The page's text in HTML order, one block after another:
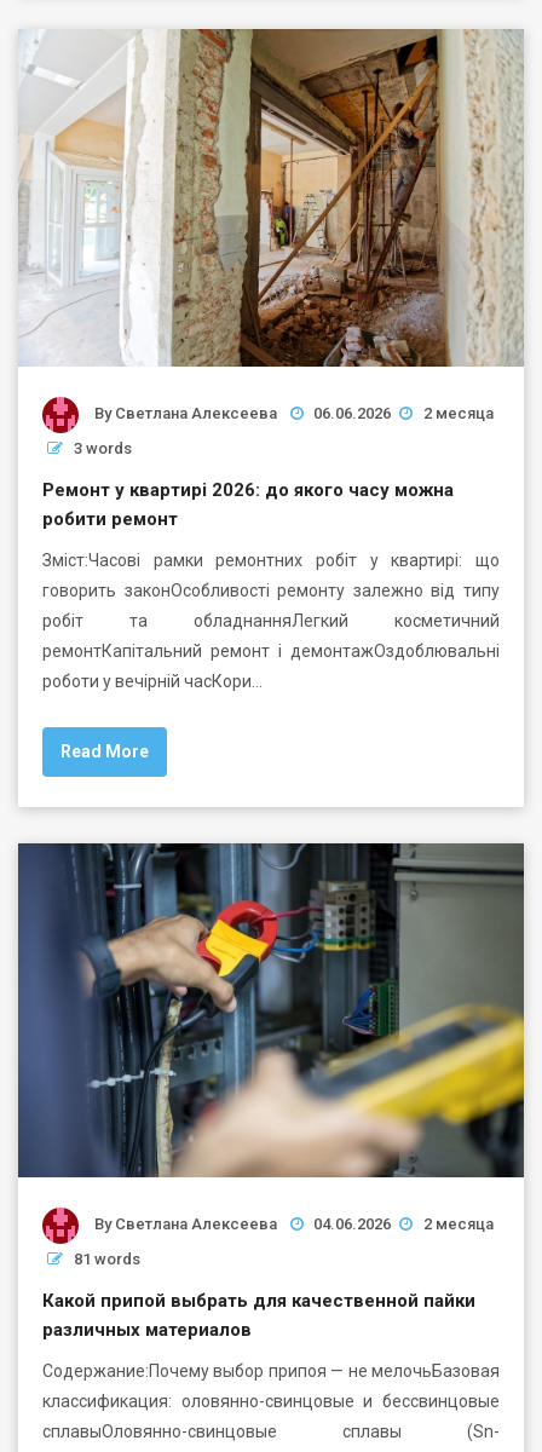
By Светлана Алексеева 06.06.2026
2 месяца
3 words
Ремонт у квартирі 2026: до якого часу можна
робити ремонт
Зміст:Часові рамки ремонтних робіт у квартирі: що
говорить законОсобливості ремонту залежно від типу
робіт та обладнанняЛегкий косметичний
ремонтКапітальний ремонт і демонтажОздоблювальні
роботи у вечірній часКори…
Read More
By Светлана Алексеева 04.06.2026
2 месяца
81 words
Какой припой выбрать для качественной пайки
различных материалов
Содержание:Почему выбор припоя — не мелочьБазовая
классификация: оловянно-свинцовые и бессвинцовые
сплавыОловянно-свинцовые сплавы (Sn-